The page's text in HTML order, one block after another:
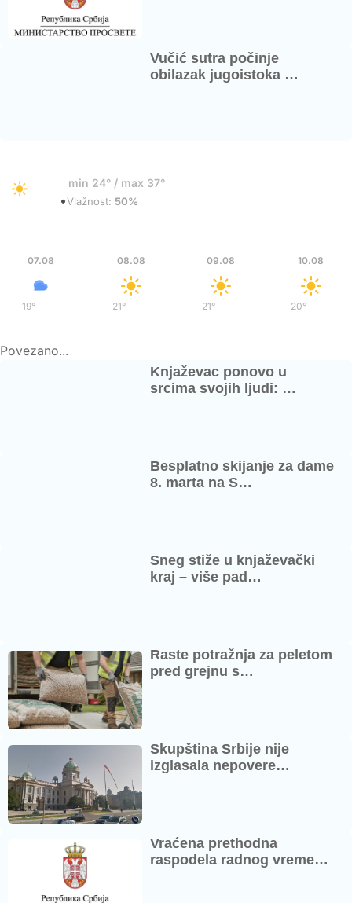
Vučić sutra počinje
obilazak jugoistoka …
min 24° / max 37°
•Vlažnost: 50%
07.08
19°/
08.08
21°/
09.08
21°/
10.08
20°
Povezano...
Knjaževac ponovo u
srcima svojih ljudi: …
Besplatno skijanje za dame
8. marta na S…
Sneg stiže u knjaževački
kraj – više pad…
Raste potražnja za peletom
pred grejnu s…
Skupština Srbije nije
izglasala nepovere…
Vraćena prethodna
raspodela radnog vreme…